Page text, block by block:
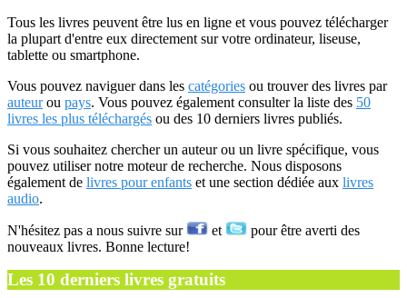
Tous les livres peuvent être lus en ligne et vous pouvez télécharger
la plupart d'entre eux directement sur votre ordinateur, liseuse,
tablette ou smartphone.
Vous pouvez naviguer dans les catégories ou trouver des livres par
auteurou pays. Vous pouvez également consulter la liste des 50
livres les plus téléchargés ou des 10 derniers livres publiés.
Si vous souhaitez chercher un auteur ou un livre spécifique, vous
pouvez utiliser notre moteur de recherche. Nous disposons
également de livres pour enfants et une section dédiée aux livres
audio.
N'hésitez pas a nous suivre sur et
pour être averti des
nouveaux livres. Bonne lecture!
Les 10 derniers livres gratuits